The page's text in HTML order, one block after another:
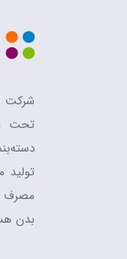
شرکت
تحت
تولید
مصرف
بدن